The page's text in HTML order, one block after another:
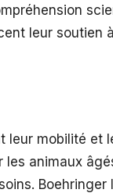
leur soutien
mobilité et
animaux
Boehringer